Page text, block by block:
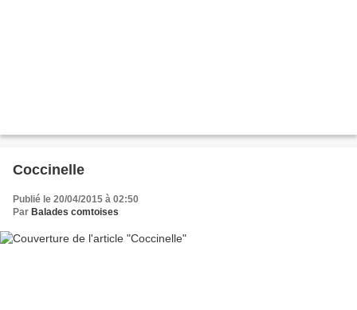
Coccinelle
Publié le 20/04/2015 à 02:50
Par Balades comtoises